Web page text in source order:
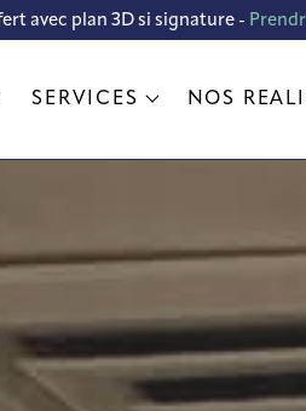
avec plan 3D si signature -
SERVICES NOS
up store pour le
by altice
la réalisation
CANON
ME Group FNAC
urbaine Fnac
Ring by Fabrice